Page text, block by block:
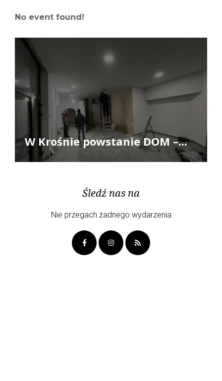
No event found!
W Krośnie powstanie DOM –...
Śledź nas na
Nie przegach żadnego wydarzenia